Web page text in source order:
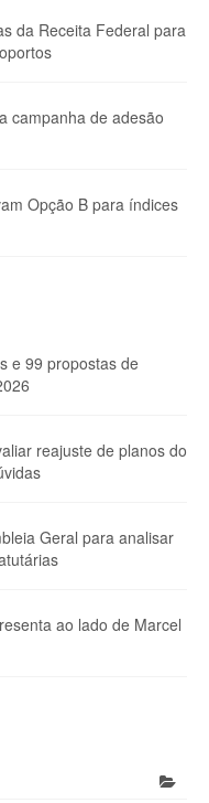
da Receita Federal para
campanha de adesão
Opção B para índices
e 99 propostas de
reajuste de planos do
Geral para analisar
ao lado de Marcel